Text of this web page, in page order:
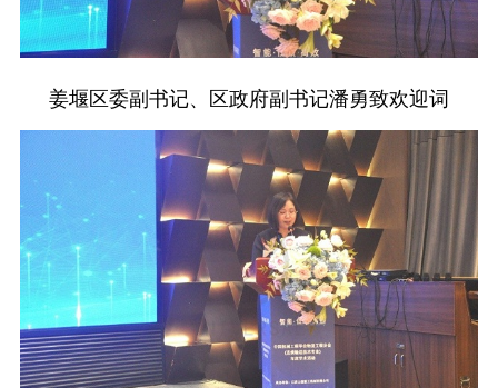
姜堰区委副书记、区政府副书记潘勇致欢迎词